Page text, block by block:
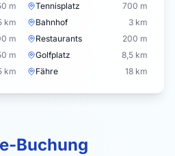
m Tennisplatz
700 m
km Bahnhof
3 km
m Restaurants
200 m
m Golfplatz
8,5 km
km Fähre 18 km
Buchung